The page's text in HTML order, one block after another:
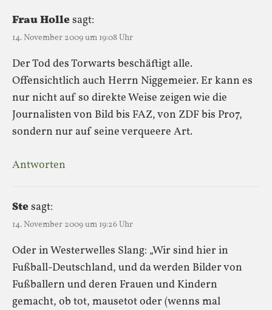
Frau Hollesagt:
14. November 2009 um 19:08 Uhr
Der Tod des Torwarts beschäftigt alle.
Offensichtlich auch Herrn Niggemeier. Er kann es
nur nicht auf so direkte Weise zeigen wie die
Journalisten von Bild bis FAZ, von ZDF bis Pro7,
sondern nur auf seine verqueere Art.
Antworten
Stesagt:
14. November 2009 um 19:26 Uhr
Oder in Westerwelles Slang: „Wir sind hier in
Fußball-Deutschland, und da werden Bilder von
Fußballern und deren Frauen und Kindern
gemacht, ob tot, mausetot oder (wenns mal